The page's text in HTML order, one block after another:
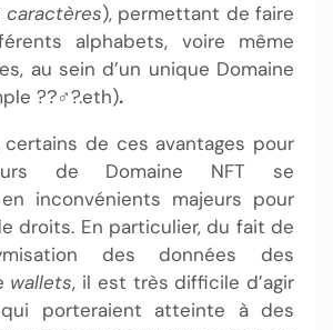
caractères), permettant de faire
alphabets, voire même
au sein d’un unique Domaine
??‍♂?.eth).
certains de ces avantages pour
de Domaine NFT se
inconvénients majeurs pour
droits. En particulier, du fait de
des données des
wallets, il est très difficile d’agir
porteraient atteinte à des